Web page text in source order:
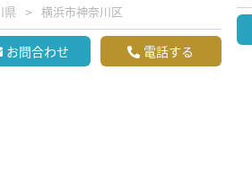
県 横浜市神奈川区
お問合わせ 電話する